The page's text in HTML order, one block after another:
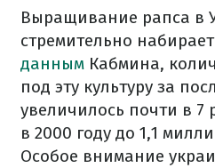
Выращивание рапса в
стремительно
данным Кабмина,
под эту культуру за
увеличилось почти в 7
в 2000 году до 1,1
Особое внимание